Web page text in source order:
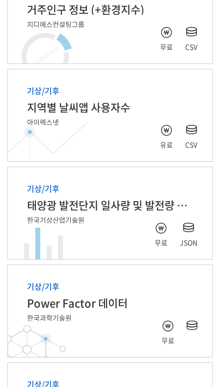
거주인구 정보 (+환경지수)
지디에스컨설팅그룹
무료 CSV
기상/기후
지역별 날씨앱 사용자수
아이렉스넷
유료 CSV
기상/기후
태양광 발전단지 일사량 및 발전량 예측 자료
한국기상산업기술원
무료 JSON
기상/기후
Power Factor 데이터
한국과학기술원
무료
기상/기후